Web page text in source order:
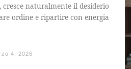
naturalmente il desiderio
ordine e ripartire con energia
4, 2026